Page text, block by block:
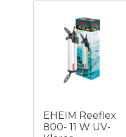
EHEIM Reeflex
800- 11 W UV-